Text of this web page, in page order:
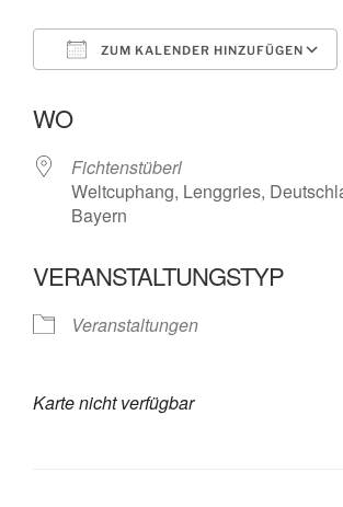
ZUM KALENDER HINZUFÜGEN
WO
Fichtenstüberl
Weltcuphang, Lenggries,
Bayern
VERANSTALTUNGSTYP
Veranstaltungen
Karte nicht verfügbar